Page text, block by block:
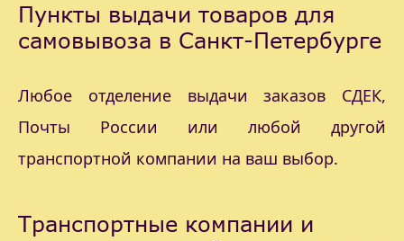
Пункты выдачи товаров для
самовывоза в Санкт-Петербурге
Любое отделение выдачи заказов СДЕК,
Почты России или любой другой
транспортной компании на ваш выбор.
Транспортные компании и